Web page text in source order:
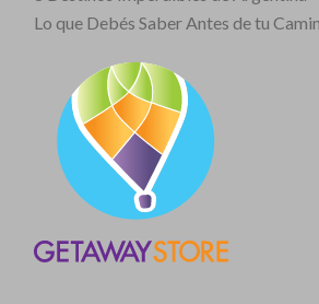
Lo que Debés Saber Antes de tu